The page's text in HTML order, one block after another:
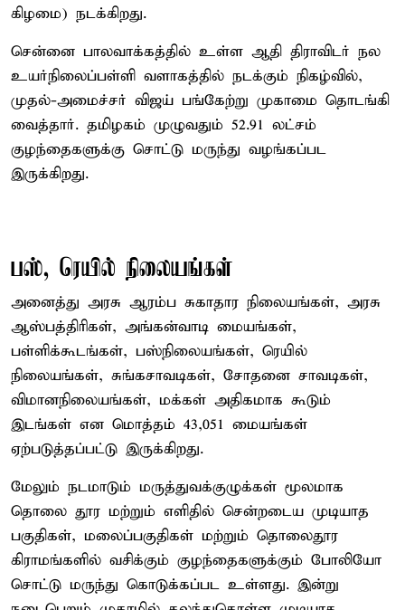
கிழமை) நடக்கிறது.
சென்னை பாலவாக்கத்தில் உள்ள ஆதி திராவிடர் நல
உயர்நிலைப்பள்ளி வளாகத்தில் நடக்கும் நிகழ்வில்,
முதல்-அமைச்சர் விஜய் பங்கேற்று முகாமை தொடங்கி
வைத்தார். தமிழகம் முழுவதும் 52.91 லட்சம்
குழந்தைகளுக்கு சொட்டு மருந்து வழங்கப்பட
இருக்கிறது.
பஸ், ரெயில் நிலையங்கள்
அனைத்து அரசு ஆரம்ப சுகாதார நிலையங்கள், அரசு
ஆஸ்பத்திரிகள், அங்கன்வாடி மையங்கள்,
பள்ளிக்கூடங்கள், பஸ்நிலையங்கள், ரெயில்
நிலையங்கள், சுங்கசாவடிகள், சோதனை சாவடிகள்,
விமானநிலையங்கள், மக்கள் அதிகமாக கூடும்
இடங்கள் என மொத்தம் 43,051 மையங்கள்
ஏற்படுத்தப்பட்டு இருக்கிறது.
மேலும் நடமாடும் மருத்துவக்குழுக்கள் மூலமாக
தொலை தூர மற்றும் எளிதில் சென்றடைய முடியாத
பகுதிகள், மலைப்பகுதிகள் மற்றும் தொலைதூர
கிராமங்களில் வசிக்கும் குழந்தைகளுக்கும் போலியோ
சொட்டு மருந்து கொடுக்கப்பட உள்ளது. இன்று